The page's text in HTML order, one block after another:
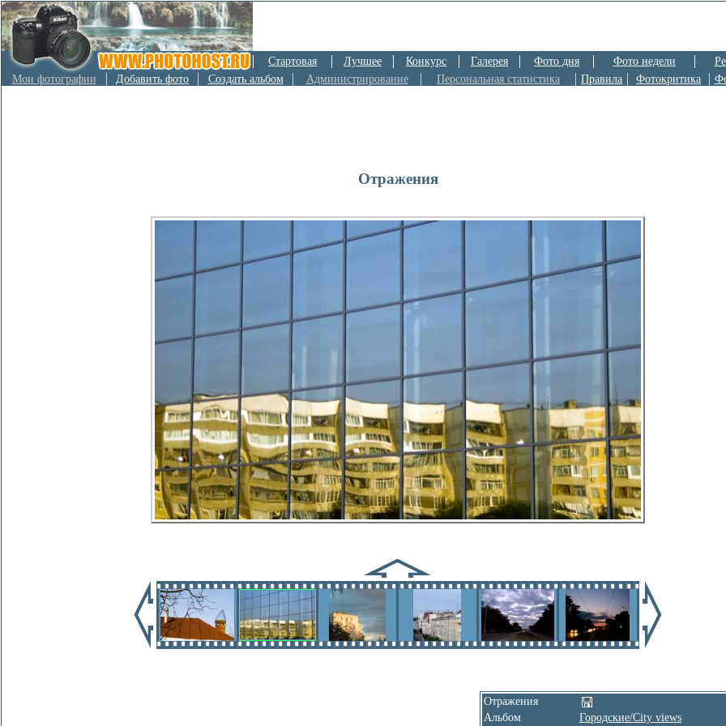
Стартовая Лучшее Конкурс Галерея Фото дня Фото недели
Мои фотографии
Добавить фото Создать альбом Администрирование Персональная статистика Правила Фотокритика
Отражения
Отражения
Альбом
Городские/City views